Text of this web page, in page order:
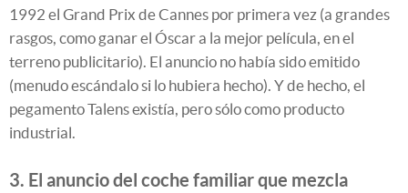
1992 el Grand Prix de Cannes por primera vez (a grandes
rasgos, como ganar el Óscar a la mejor película, en el
terreno publicitario). El anuncio no había sido emitido
(menudo escándalo si lo hubiera hecho). Y de hecho, el
pegamento Talens existía, pero sólo como producto
industrial.
3. El anuncio del coche familiar que mezcla